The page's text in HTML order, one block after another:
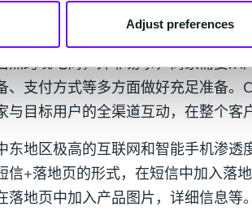
Adjust preferences
选择合适方式高效触
然跨境电商，并非易事，商家需要
、支付方式等多方面做好充足准备。
与目标用户的全渠道互动，在整个客
东地区极高的互联网和智能手机渗透
信+落地页的形式，在短信中加入落
落地页中加入产品图片，详细信息等。